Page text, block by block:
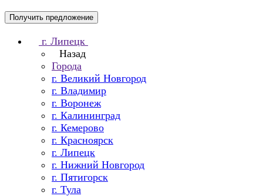
Получить предложение
г. Липецк
Назад
Города
г. Великий Новгород
г. Владимир
г. Воронеж
г. Калининград
г. Кемерово
г. Красноярск
г. Липецк
г. Нижний Новгород
г. Пятигорск
г. Тула